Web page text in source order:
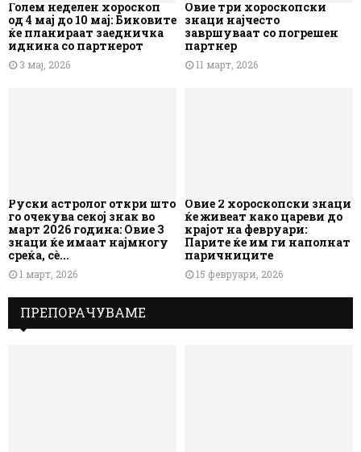
Голем неделен хороскоп
од 4 мај до 10 мај: Биковите
ќе планираат заедничка
иднина со партнерот
3 мај, 2026
Овие три хороскопски
знаци најчесто
завршуваат со погрешен
партнер
11 март, 2026
Руски астролог откри што
го очекува секој знак во
март 2026 година: Овие 3
знаци ќе имаат најмногу
среќа, сè...
1 март, 2026
Овие 2 хороскопски знаци
ќе живеат како цареви до
крајот на февруари:
Парите ќе им ги наполнат
паричниците
15 февруари, 2026
ПРЕПОРАЧУВАМЕ